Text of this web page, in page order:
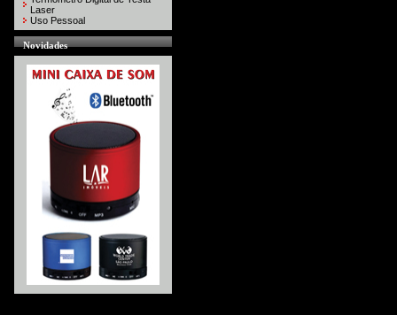
Laser
Uso Pessoal
Novidades